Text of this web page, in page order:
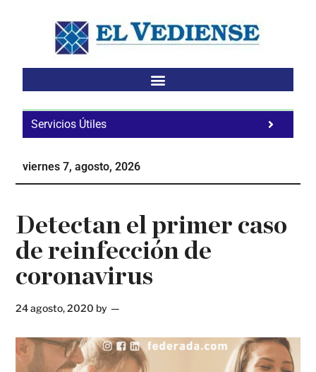
Servicios Útiles
viernes 7, agosto, 2026
Detectan el primer caso
de reinfección de
coronavirus
24 agosto, 2020 by